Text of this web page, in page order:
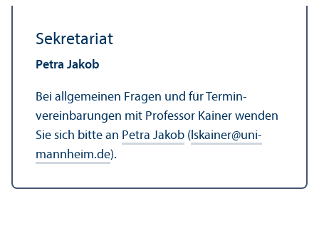
Sekretariat
Petra Jakob
Bei allgemeinen Fragen und für Termin­
vereinbarungen mit Professor Kainer wenden
Sie sich bitte an Petra Jakob (lskainer@uni-
mannheim.de).